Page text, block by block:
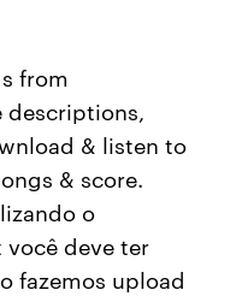
from
descriptions,
& listen to
& score.
o
deve ter
fazemos upload